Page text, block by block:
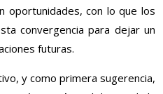
oportunidades, con lo que los
convergencia para dejar un
futuras.
y como primera sugerencia,